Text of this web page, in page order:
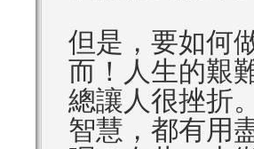
但是，要如何
而！人生的艱
總讓人很挫折
智慧，都有用